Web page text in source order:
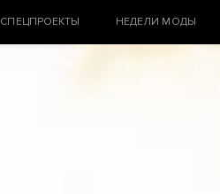
СПЕЦПРОЕКТЫ НЕДЕЛИ МОДЫ